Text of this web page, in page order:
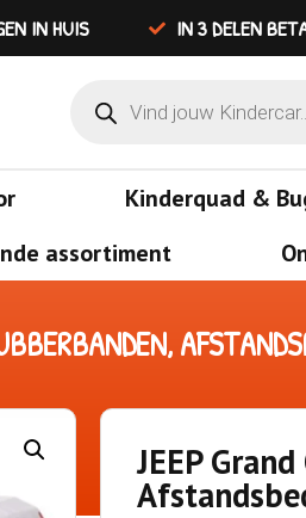
IN HUIS IN 3 DELEN
Kinderquad &
assortiment
JEEP